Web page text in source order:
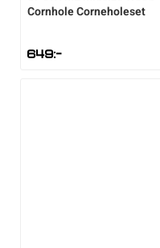
Cornhole Corneholeset
649:-